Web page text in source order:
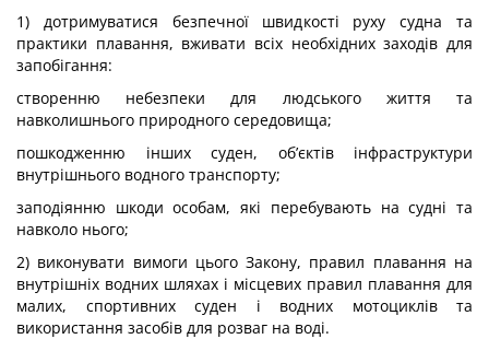
1) дотримуватися безпечної швидкості руху судна та
практики плавання, вживати всіх необхідних заходів для
запобігання:
створенню небезпеки для людського життя та
навколишнього природного середовища;
пошкодженню інших суден, об’єктів інфраструктури
внутрішнього водного транспорту;
заподіянню шкоди особам, які перебувають на судні та
навколо нього;
2) виконувати вимоги цього Закону, правил плавання на
внутрішніх водних шляхах і місцевих правил плавання для
малих, спортивних суден і водних мотоциклів та
використання засобів для розваг на воді.